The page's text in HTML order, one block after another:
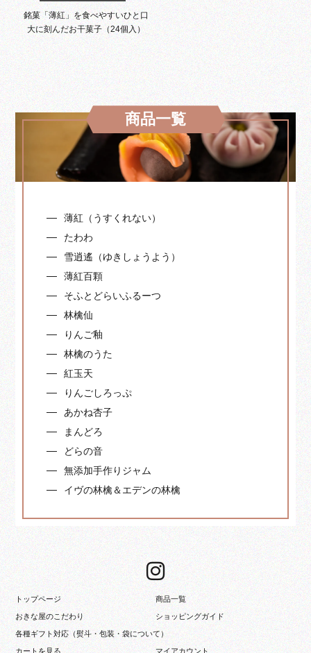
銘菓「薄紅」を食べやすいひと口
大に刻んだお干菓子（24個入）
商品一覧
薄紅（うすくれない）
たわわ
雪逍遙（ゆきしょうよう）
薄紅百顆
そふとどらいふるーつ
林檎仙
りんご釉
林檎のうた
紅玉天
りんごしろっぷ
あかね杏子
まんどろ
どらの音
無添加手作りジャム
イヴの林檎＆エデンの林檎
トップページ 商品一覧
おきな屋のこだわり ショッピングガイド
各種ギフト対応（熨斗・包装・袋について）
カートを見る マイアカウント